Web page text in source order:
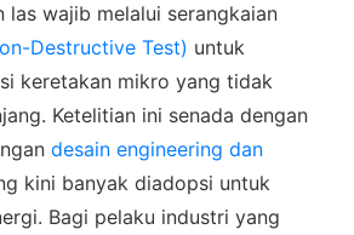
las wajib melalui serangkaian
Destructive Test) untuk
keretakan mikro yang tidak
Ketelitian ini senada dengan
desain engineering dan
kini banyak diadopsi untuk
Bagi pelaku industri yang